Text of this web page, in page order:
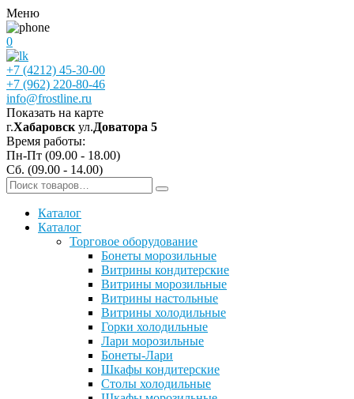
Меню
0
+7 (4212) 45-30-00
+7 (962) 220-80-46
info@frostline.ru
Показать на карте
г.Хабаровск ул.Доватора 5
Время работы:
Пн-Пт (09.00 - 18.00)
Сб. (09.00 - 14.00)
Каталог
Каталог
Торговое оборудование
Бонеты морозильные
Витрины кондитерские
Витрины морозильные
Витрины настольные
Витрины холодильные
Горки холодильные
Лари морозильные
Бонеты-Лари
Шкафы кондитерские
Столы холодильные